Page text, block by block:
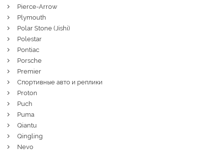
Pierce-Arrow
Plymouth
Polar Stone (Jishi)
Polestar
Pontiac
Porsche
Premier
Спортивные авто и реплики
Proton
Puch
Puma
Qiantu
Qingling
Nevo